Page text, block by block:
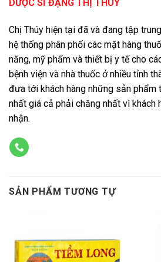
DƯỢC SĨ ĐẶNG THỊ THÚY
Chị Thúy hiện tại đã và đang tập
hệ thống phân phối các mặt hàng
năng, mỹ phẩm và thiết bị y tế cho
bệnh viện và nhà thuốc ở nhiều tỉnh
đưa tới khách hàng những sản phẩm
nhất giá cả phải chăng nhất vì khách
nhận.
SẢN PHẨM TƯƠNG TỰ